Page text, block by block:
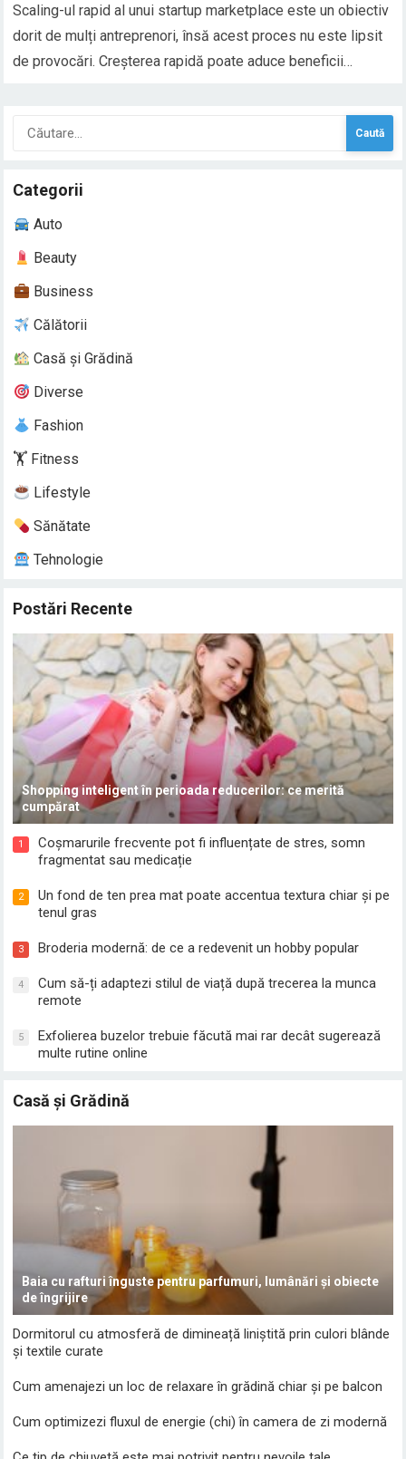
Scaling-ul rapid al unui startup marketplace este un obiectiv
dorit de mulți antreprenori, însă acest proces nu este lipsit
de provocări. Creșterea rapidă poate aduce beneficii
venituri mai mari, dar și riscuri asociate cu complexitatea
gestionării unei afaceri care…
Caută
Categorii
Auto
Beauty
Business
Călătorii
Casă și Grădină
Diverse
Fashion
🏋️ Fitness
Lifestyle
Sănătate
Tehnologie
Postări Recente
Shopping inteligent în perioada reducerilor: ce merită
cumpărat
1
Coșmarurile frecvente pot fi influențate de stres, somn
fragmentat sau medicație
2
Un fond de ten prea mat poate accentua textura chiar și pe
tenul gras
3 Broderia modernă: de ce a redevenit un hobby popular
4
Cum să-ți adaptezi stilul de viață după trecerea la munca
remote
5
Exfolierea buzelor trebuie făcută mai rar decât sugerează
multe rutine online
Casă și Grădină
Baia cu rafturi înguste pentru parfumuri, lumânări și obiecte
de îngrijire
Dormitorul cu atmosferă de dimineață liniștită prin culori blânde
și textile curate
Cum amenajezi un loc de relaxare în grădină chiar și pe balcon
Cum optimizezi fluxul de energie (chi) în camera de zi modernă